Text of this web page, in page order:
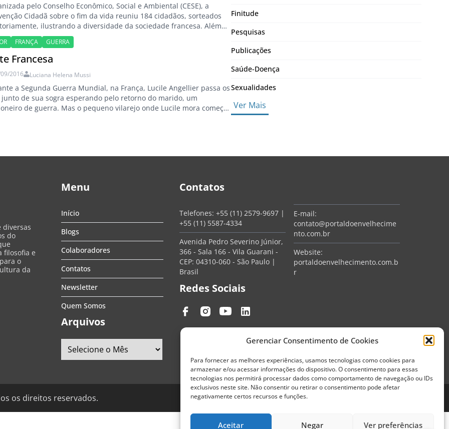
Gerenciar Consentimento de Cookies
Para fornecer as melhores experiências, usamos tecnologias como cookies para
armazenar e/ou acessar informações do dispositivo. O consentimento para essas
tecnologias nos permitirá processar dados como comportamento de navegação ou IDs
exclusivos neste site. Não consentir ou retirar o consentimento pode afetar
negativamente certos recursos e funções.
Aceitar Negar Ver preferências
pelo Conselho Econômico, Social e Ambiental (CESE), a
Cidadã sobre o fim da vida reuniu 184 cidadãos, sorteados
ilustrando a diversidade da sociedade francesa. Além
contra a reforma da previdência - que aumenta a
de aposentadoria em dois anos e imposta pelo governo -, os
estão preocupadíssimos com…
FRANÇA GUERRA
Francesa
2016 Luciana Helena Mussi
a Segunda Guerra Mundial, na França, Lucile Angellier passa os
de sua sogra esperando pelo retorno do marido, um
de guerra. Mas o pequeno vilarejo onde Lucile mora começa
Finitude
Pesquisas
Publicações
Saúde-Doença
Sexualidades
Ver Mais
diversas
do
filosofia e
o
da
Menu
Início
Blogs
Colaboradores
Contatos
Newsletter
Quem Somos
Arquivos
Contatos
Telefones: +55 (11) 2579-9697|
+55 (11) 5587-4334
Avenida Pedro Severino Júnior,
366 - Sala 166 - Vila Guarani -
CEP: 04310-060 - São Paulo |
Brasil
E-mail:
contato@portaldoenvelhecime
nto.com.br
Website:
portaldoenvelhecimento.com.b
r
Redes Sociais
os direitos reservados. Termos de Uso